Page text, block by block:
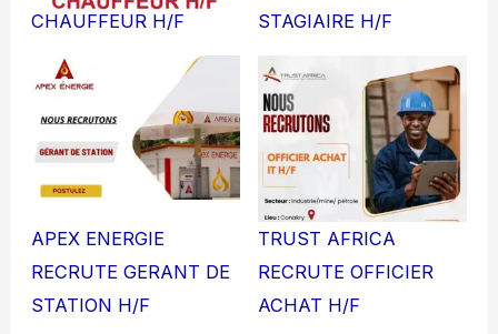
CHAUFFEUR H/F
STAGIAIRE H/F
APEX ENERGIE
RECRUTE GERANT DE
STATION H/F
TRUST AFRICA
RECRUTE OFFICIER
ACHAT H/F